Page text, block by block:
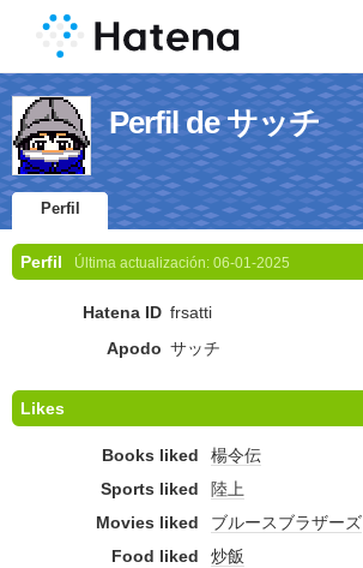
Perfil de サッチ
Perfil
Perfil Última actualización: 06-01-2025
Hatena ID frsatti
Apodo サッチ
Likes
Books liked
楊令伝
Sports liked
陸上
Movies liked
ブルースブラザーズ
Food liked
炒飯